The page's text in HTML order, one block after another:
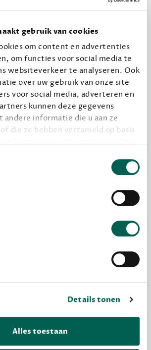
gebruik van cookies
om content en advertenties
om functies voor social media te
websiteverkeer te analyseren. Ook
over uw gebruik van onze site
voor social media, adverteren en
kunnen deze gegevens
andere informatie die u aan ze
die ze hebben verzameld op basis
en er niet onnodig data van je
Gevoelige persoonsgegevens delen
Details tonen
Alles toestaan
om je reading challenge te
maand, incl. verzending
Geef cadeau
lezer met 6 boeken
bevallen (maar dit hoeft niet)